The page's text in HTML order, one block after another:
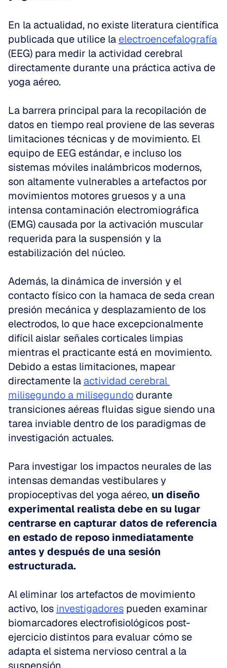
En la actualidad, no existe literatura científica
publicada que utilice la electroencefalografía
(EEG) para medir la actividad cerebral
directamente durante una práctica activa de
yoga aéreo.
La barrera principal para la recopilación de
datos en tiempo real proviene de las severas
limitaciones técnicas y de movimiento. El
equipo de EEG estándar, e incluso los
sistemas móviles inalámbricos modernos,
son altamente vulnerables a artefactos por
movimientos motores gruesos y a una
intensa contaminación electromiográfica
(EMG) causada por la activación muscular
requerida para la suspensión y la
estabilización del núcleo.
Además, la dinámica de inversión y el
contacto físico con la hamaca de seda crean
presión mecánica y desplazamiento de los
electrodos, lo que hace excepcionalmente
difícil aislar señales corticales limpias
mientras el practicante está en movimiento.
Debido a estas limitaciones, mapear
directamente la actividad cerebral
milisegundo a milisegundo durante
transiciones aéreas fluidas sigue siendo una
tarea inviable dentro de los paradigmas de
investigación actuales.
Para investigar los impactos neurales de las
intensas demandas vestibulares y
propioceptivas del yoga aéreo, un diseño
experimental realista debe en su lugar
centrarse en capturar datos de referencia
en estado de reposo inmediatamente
antes y después de una sesión
estructurada.
Al eliminar los artefactos de movimiento
activo, los investigadores pueden examinar
biomarcadores electrofisiológicos post-
ejercicio distintos para evaluar cómo se
adapta el sistema nervioso central a la